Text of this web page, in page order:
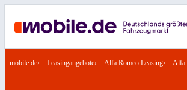
mobile.de Leasingangebote Alfa Romeo Leasing Alfa